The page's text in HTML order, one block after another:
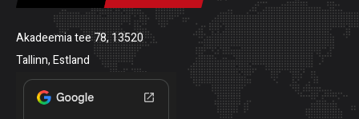
Akadeemia tee 78, 13520
Tallinn, Estland